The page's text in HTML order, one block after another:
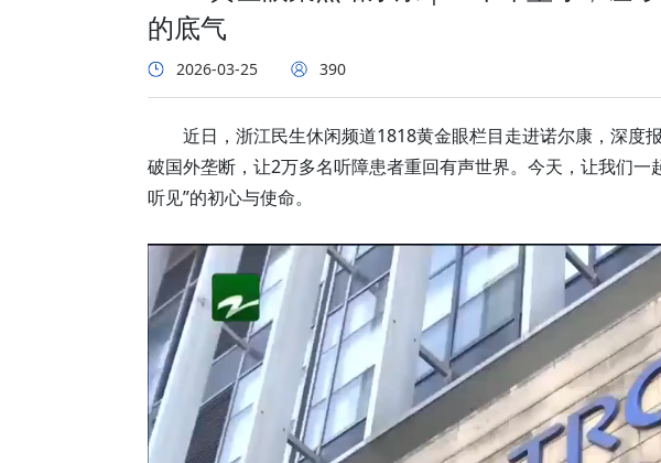
的底气
2026-03-25 390
近日，浙江民生休闲频道1818黄金眼栏目走进诺尔康，深度
破国外垄断，让2万多名听障患者重回有声世界。今天，让我们一
听见”的初心与使命。